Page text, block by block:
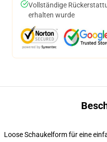
Vollständige
erhalten wurde
Loose Schaukelform für eine